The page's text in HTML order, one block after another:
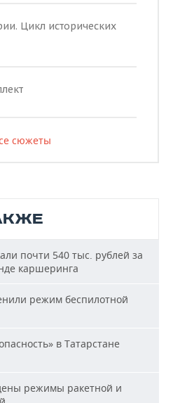
Цикл исторических
сюжеты
почти 540 тыс. рублей за
каршеринга
режим беспилотной
в Татарстане
режимы ракетной и